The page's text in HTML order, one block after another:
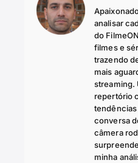
analisar
do
filmes e
trazendo
mais
streaming.
repertório
tendências
conversa
câmera
minha